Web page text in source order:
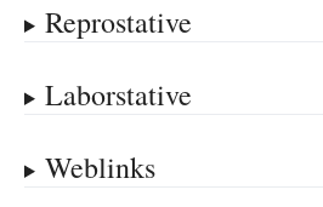
Reprostative
Laborstative
Weblinks